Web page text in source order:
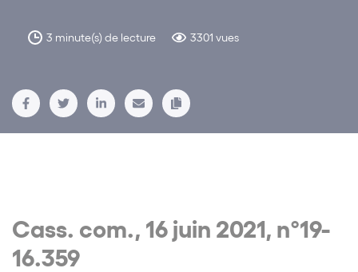
3 minute(s) de lecture 3301 vues
Cass. com., 16 juin 2021, n°19-
16.359